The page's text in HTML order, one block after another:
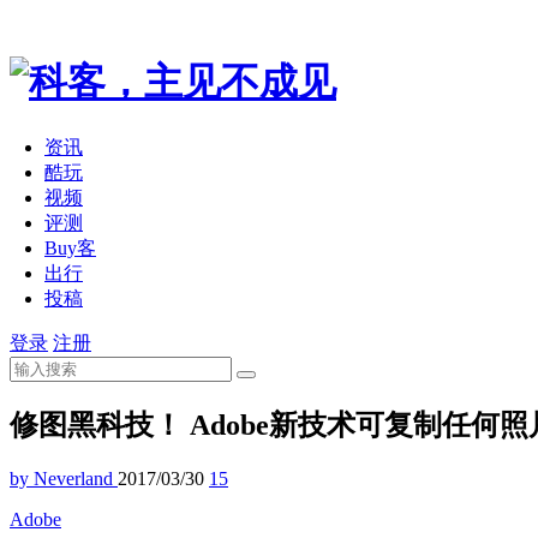
资讯
酷玩
视频
评测
Buy客
出行
投稿
登录 注册
修图黑科技！ Adobe新技术可复制任何照
by Neverland 2017/03/30 15
Adobe